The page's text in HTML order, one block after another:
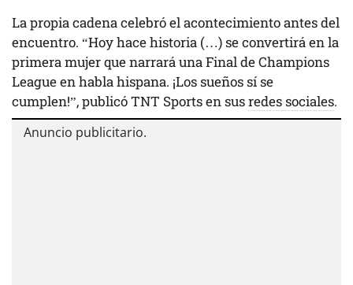
La propia cadena celebró el acontecimiento antes del
encuentro. “Hoy hace historia (…) se convertirá en la
primera mujer que narrará una Final de Champions
League en habla hispana. ¡Los sueños sí se
cumplen!”, publicó TNT Sports en susredes sociales.